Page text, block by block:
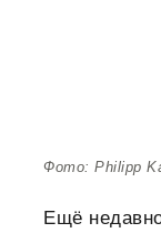
Фото: Philipp
Ещё